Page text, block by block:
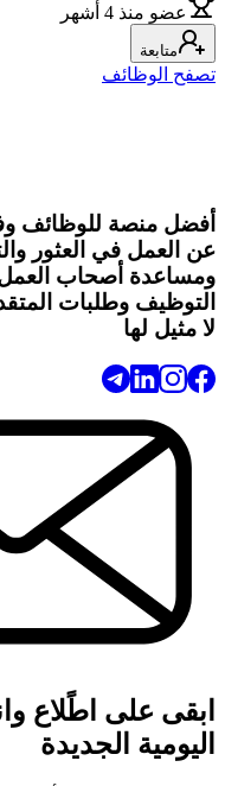
عضو منذ 4 أشهر
متابعة
تصفح الوظائف
أفضل منصة للوظائف
عن العمل في العثور
ومساعدة أصحاب
التوظيف وطلبات
لا مثيل لها
ابقى على اطًلاع
اليومية الجديدة